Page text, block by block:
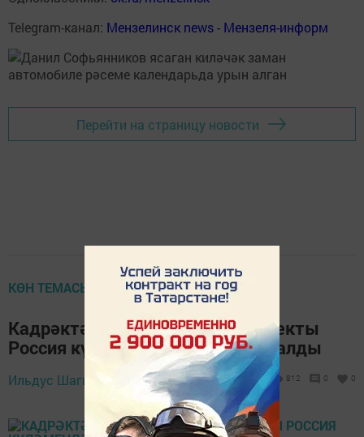
Telegram-канал: Мензелинск news - Мензеля-информ
Перейти на страницу новости
КӨН ТЕМАСЫ
Кадрәктәге музей- усадьба проекты
Россия күләмендә икенче урын алды
Ильдус Шагиев, 19 февраль 2022 - 09:20 812 0 0